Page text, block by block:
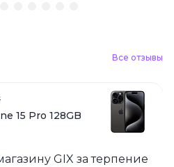
Все отзывы
15 Pro 128GB
GIX за терпение